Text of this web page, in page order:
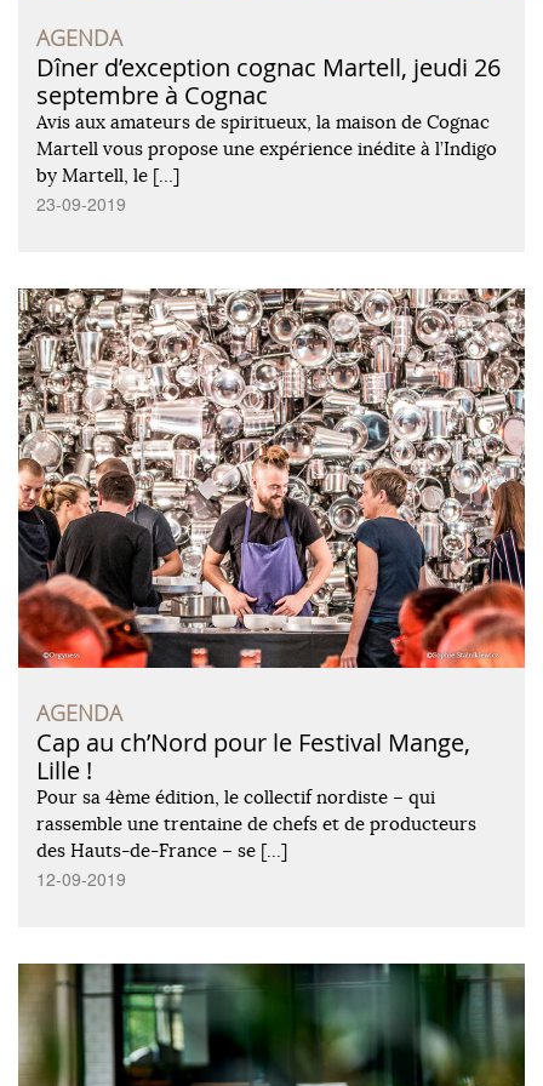
AGENDA
Dîner d’exception cognac Martell, jeudi 26
septembre à Cognac
Avis aux amateurs de spiritueux, la maison de Cognac
Martell vous propose une expérience inédite à l’Indigo
by Martell, le […]
23-09-2019
AGENDA
Cap au ch’Nord pour le Festival Mange,
Lille !
Pour sa 4ème édition, le collectif nordiste – qui
rassemble une trentaine de chefs et de producteurs
des Hauts-de-France – se […]
12-09-2019